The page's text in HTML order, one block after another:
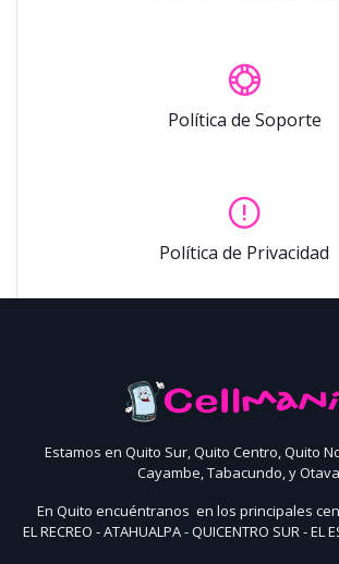
Política de Soporte
Política de Privacidad
Estamos en Quito Sur, Quito Centro, Quito
Cayambe, Tabacundo, y
En Quito encuéntranos en los principales
EL RECREO - ATAHUALPA - QUICENTRO SUR - EL